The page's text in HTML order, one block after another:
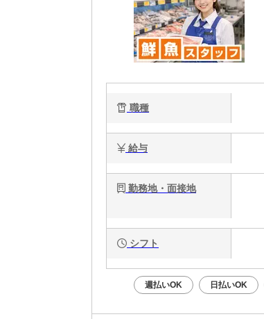
職種
給与
勤務地・面接地
シフト
週払いOK 日払いOK